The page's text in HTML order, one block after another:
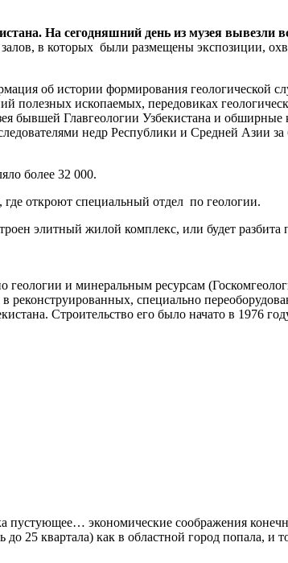
На сегодняшний день из музея вывезли
в которых были размещены экспозиции,
об истории формирования геологической
полезных ископаемых, передовиках
бывшей Главгеологии Узбекистана и
недр Республики и Средней Азии
более 32 000.
откроют специальный отдел по геологии.
элитный жилой комплекс, или будет
геологии и минеральным ресурсам
реконструированных, специально
Строительство его было начато в 1976
пустующее… экономические соображения
25 квартала) как в областной город попала, и